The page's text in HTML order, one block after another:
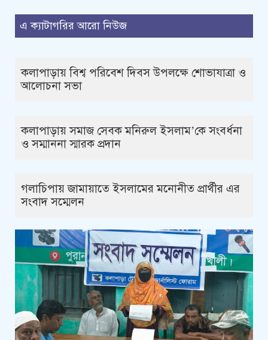
এ ক্যাটাগরির আরো নিউজ
কলাপাড়ায় বিশ্ব পরিবেশ দিবস উপলক্ষে শোভাযাত্রা ও
আলোচনা সভা
কলাপাড়ায় সমাজ সেবক মনিরুল ইসলাম’কে সংবর্ধনা
ও সম্মাননা স্মারক প্রদান
গলাচিপায় জামায়াতে ইসলামের মনোনীত প্রার্থীর এর
সংবাদ সম্মেলন